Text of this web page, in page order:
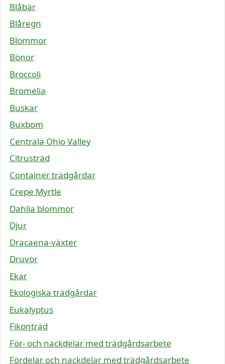
Blåbär
Blåregn
Blommor
Bönor
Broccoli
Bromelia
Buskar
Buxbom
Centrala Ohio Valley
Citrusträd
Container trädgårdar
Crepe Myrtle
Dahlia blommor
Djur
Dracaena-växter
Druvor
Ekar
Ekologiska trädgårdar
Eukalyptus
Fikonträd
För- och nackdelar med trädgårdsarbete
Fördelar och nackdelar med trädgårdsarbete